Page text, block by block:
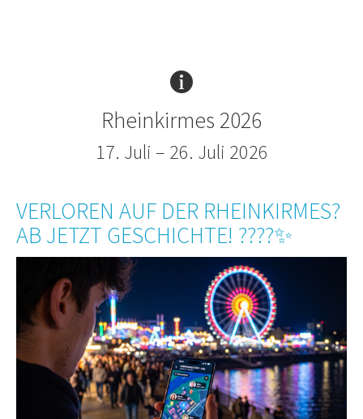
Rheinkirmes 2026
17. Juli – 26. Juli 2026
VERLOREN AUF DER RHEINKIRMES?
AB JETZT GESCHICHTE! ????✨